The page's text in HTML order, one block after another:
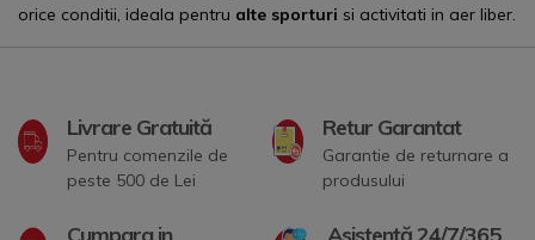
orice conditii, ideala pentru alte sporturi si activitati in aer liber.
Livrare Gratuită
Pentru comenzile de
peste 500 de Lei
Retur Garantat
Garantie de returnare a
produsului
Cumpara in
Asistență 24/7/365